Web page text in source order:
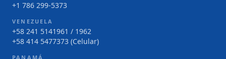
+1 786 299-5373
VENEZUELA
+58 241 5141961 / 1962
+58 414 5477373 (Celular)
PANAMÁ